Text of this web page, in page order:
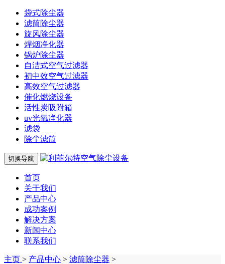
袋式除尘器
滤筒除尘器
旋风除尘器
焊烟净化器
锅炉除尘器
自洁式空气过滤器
初中效空气过滤器
高效空气过滤器
催化燃烧设备
活性炭吸附箱
uv光氧净化器
滤袋
除尘滤筒
切换导航
首页
关于我们
产品中心
成功案例
解决方案
新闻中心
联系我们
主页 > 产品中心 > 滤筒除尘器 >